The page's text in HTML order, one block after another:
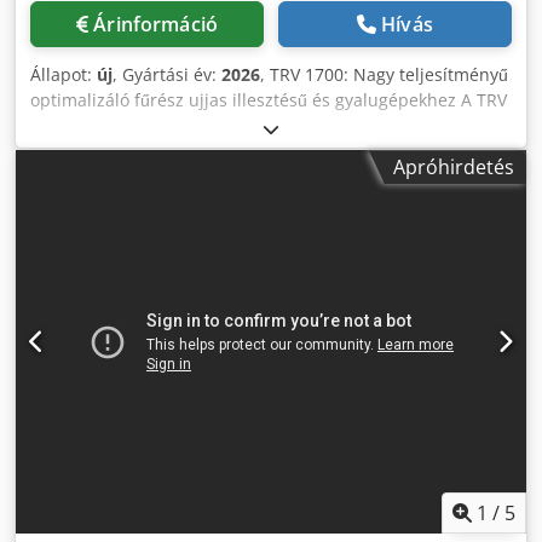
mindig elérhető. Cedpfx Aov Iqddoh Sorf Kiváló
Teljesítmény: Ultra-Pontos Mozgás: Gyors push-feed
mozgás golyós vezetékekkel a sima és pontos vágásokhoz.
Kefementes Motorok: Magas teljesítmény és
megbízhatóság. Megerősített Szerkezet: Zökkenőmentes
működést biztosít, rezgés nélkül. Kiegészítők a Maximális
Termelékenységhez: Testreszabott Töltők: Csökkentik a
holtidőt. Kézi és Automatikus Nyomtatók: Világos címkézés
a gép minden elemét testreszabja, hogy optimalizálja a
gyártási folyamatot. Lépjen kapcsolatba velünk még ma,
hogy egyedi tanácsokat kapjon és emelje új szintre a
Árinformáció Hívás
Állapot: új, Gyártási év: 2026, TRV 1700: Nagy teljesítményű
optimalizáló fűrész ujjas illesztésű és gyalugépekhez A TRV
1700 a tökéletes megoldás a fafeldolgozók számára,
pontosságot, sebességet és fejlett optimalizálást kínál.
Három különböző konfigurációban kapható, Ø 500, 550 és
Sokoldalúságának köszönhetően a TRV 1700 ideális az ágak
és hibák gyors eltávolítására fa deszkákról. Különösen
alkalmas olyan alkalmazásokhoz, ahol a maximális hosszt
hulladékcsökkentés Tömeg hossz Vegyes optimalizálás
Apróhirdetés
1 / 5